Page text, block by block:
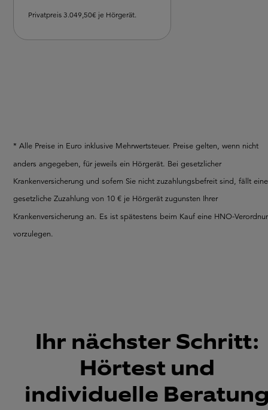
Privatpreis 3.049,50€ je Hörgerät.
* Alle Preise in Euro inklusive Mehrwertsteuer. Preise gelten, wenn nicht
anders angegeben, für jeweils ein Hörgerät. Bei gesetzlicher
Krankenversicherung und sofern Sie nicht zuzahlungsbefreit sind, fällt eine
gesetzliche Zuzahlung von 10 € je Hörgerät zugunsten Ihrer
Krankenversicherung an. Es ist spätestens beim Kauf eine HNO-
vorzulegen.
Ihr nächster Schritt:
Hörtest und
individuelle